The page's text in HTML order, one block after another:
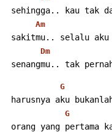
sehingga.. kau tak
Am
sakitmu.. selalu aku
Dm
senangmu.. tak
G
harusnya aku
G
orang yang pertama